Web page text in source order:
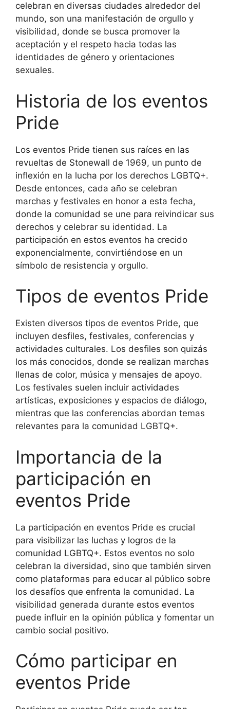
celebran en diversas ciudades alrededor del
mundo, son una manifestación de orgullo y
visibilidad, donde se busca promover la
aceptación y el respeto hacia todas las
identidades de género y orientaciones
sexuales.
Historia de los eventos
Pride
Los eventos Pride tienen sus raíces en las
revueltas de Stonewall de 1969, un punto de
inflexión en la lucha por los derechos LGBTQ+.
Desde entonces, cada año se celebran
marchas y festivales en honor a esta fecha,
donde la comunidad se une para reivindicar sus
derechos y celebrar su identidad. La
participación en estos eventos ha crecido
exponencialmente, convirtiéndose en un
símbolo de resistencia y orgullo.
Tipos de eventos Pride
Existen diversos tipos de eventos Pride, que
incluyen desfiles, festivales, conferencias y
actividades culturales. Los desfiles son quizás
los más conocidos, donde se realizan marchas
llenas de color, música y mensajes de apoyo.
Los festivales suelen incluir actividades
artísticas, exposiciones y espacios de diálogo,
mientras que las conferencias abordan temas
relevantes para la comunidad LGBTQ+.
Importancia de la
participación en
eventos Pride
La participación en eventos Pride es crucial
para visibilizar las luchas y logros de la
comunidad LGBTQ+. Estos eventos no solo
celebran la diversidad, sino que también sirven
como plataformas para educar al público sobre
los desafíos que enfrenta la comunidad. La
visibilidad generada durante estos eventos
puede influir en la opinión pública y fomentar un
cambio social positivo.
Cómo participar en
eventos Pride